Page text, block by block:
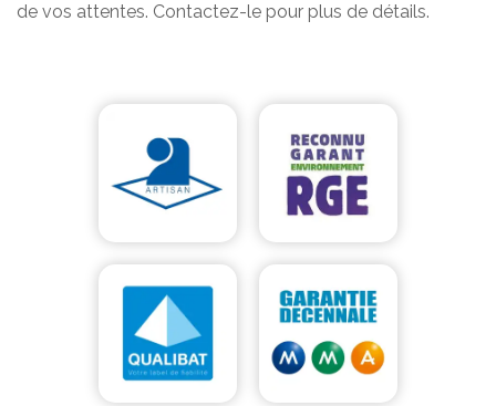
de vos attentes. Contactez-le pour plus de détails.